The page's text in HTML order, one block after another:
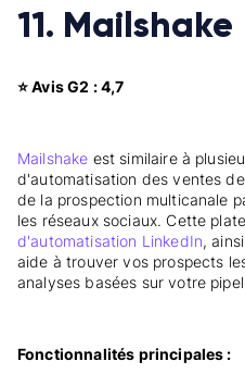
11. Mailshake
⭐ Avis G2 : 4,7
Mailshake est similaire à
d'automatisation des ventes
de la prospection multicanale
les réseaux sociaux. Cette
d'automatisation LinkedIn,
aide à trouver vos prospects
analyses basées sur votre
Fonctionnalités principales :